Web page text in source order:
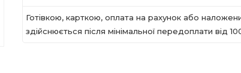
Готівкою, карткою, оплата на рахунок або
здійснюється після мінімальної передоплати вiд